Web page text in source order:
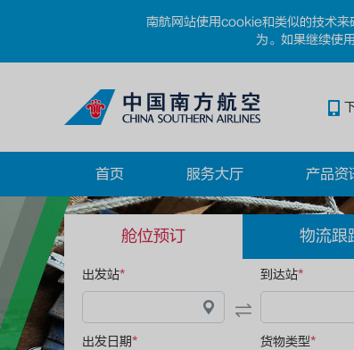
南航网站使用cookie和类似的技术来
为。如果继续使
首页 服务大厅 产品资
舱位预订 物流跟
出发站* 到达站*
出发日期* 货物类型*